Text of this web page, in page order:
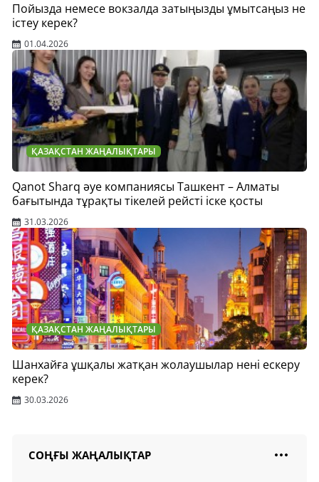
Пойызда немесе вокзалда затыңызды ұмытсаңыз не
істеу керек?
01.04.2026
ҚАЗАҚСТАН ЖАҢАЛЫҚТАРЫ
Qanot Sharq әуе компаниясы Ташкент – Алматы
бағытында тұрақты тікелей рейсті іске қосты
31.03.2026
ҚАЗАҚСТАН ЖАҢАЛЫҚТАРЫ
Шанхайға ұшқалы жатқан жолаушылар нені ескеру
керек?
30.03.2026
СОҢҒЫ ЖАҢАЛЫҚТАР